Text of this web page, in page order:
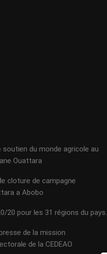
soutien du monde agricole au
Ouattara
cloture de campagne
a Abobo
20 pour les 31 régions du pays.
de la mission
de la CEDEAO